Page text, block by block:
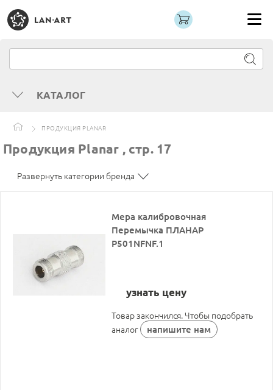
КАТАЛОГ
ПРОДУКЦИЯ PLANAR
Продукция Planar , стр. 17
Развернуть категории бренда
Мера калибровочная
Перемычка ПЛАНАР
P501NFNF.1
узнать цену
Товар закончился. Чтобы подобрать
аналог
напишите нам